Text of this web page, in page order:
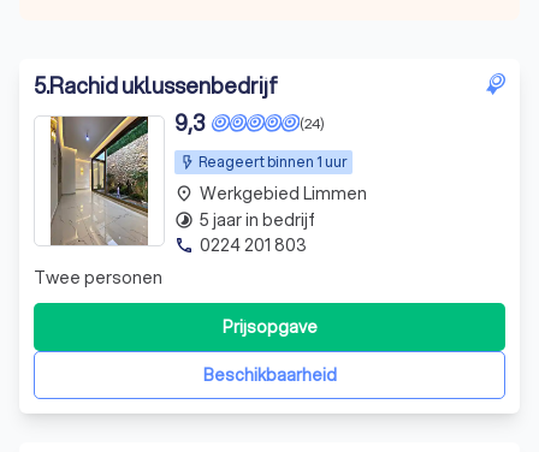
5.Rachid uklussenbedrijf
Reageert binnen 1 uur
(24)
9,3
Twee personen
Beschikbaarheid
Prijsopgave
place Werkgebied Limmen
timelapse 5 jaar in bedrijf
phone 0224 201 803